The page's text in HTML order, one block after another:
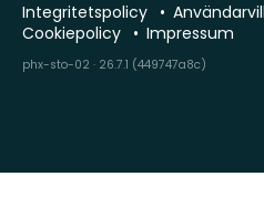
Integritetspolicy
Cookiepolicy
Impressum
phx-sto-02 · 26.7.1 (449747a8c)